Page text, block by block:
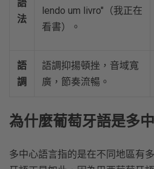
語
法
lendo um livro"（我正在
看書）。
語
調
語調抑揚頓挫，音域寬
廣，節奏流暢。
為什麼葡萄牙語是多
多中心語言指的是在不同地區有